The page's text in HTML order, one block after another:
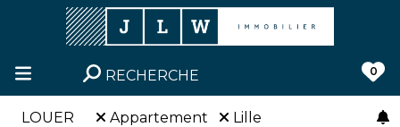
RECHERCHE 0
LOUER Appartement
Lille